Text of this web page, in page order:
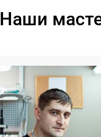
Наши